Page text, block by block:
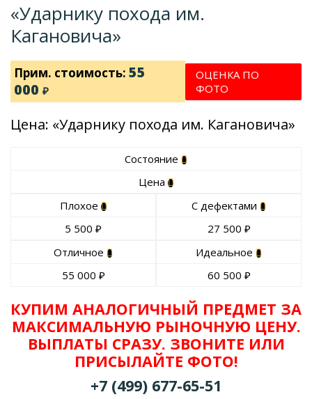
«Ударнику похода им.
Кагановича»
Прим. стоимость: 55
000 ₽
ОЦЕНКА ПО
ФОТО
Цена: «Ударнику похода им. Кагановича»
Состояние
Цена
Плохое
5 500 ₽
С дефектами
27 500 ₽
Отличное
55 000 ₽
Идеальное
60 500 ₽
КУПИМ АНАЛОГИЧНЫЙ ПРЕДМЕТ ЗА
МАКСИМАЛЬНУЮ РЫНОЧНУЮ ЦЕНУ.
ВЫПЛАТЫ СРАЗУ. ЗВОНИТЕ ИЛИ
ПРИСЫЛАЙТЕ ФОТО!
+7 (499) 677-65-51